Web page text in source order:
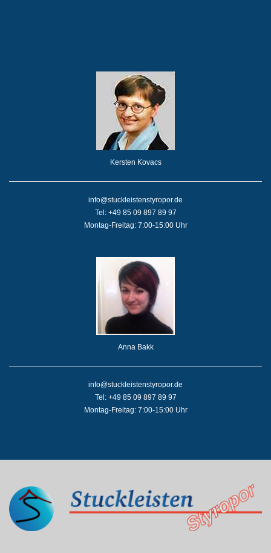
Kersten Kovacs
info@stuckleistenstyropor.de
Tel: +49 85 09 897 89 97
Montag-Freitag: 7:00-15:00 Uhr
Anna Bakk
info@stuckleistenstyropor.de
Tel: +49 85 09 897 89 97
Montag-Freitag: 7:00-15:00 Uhr